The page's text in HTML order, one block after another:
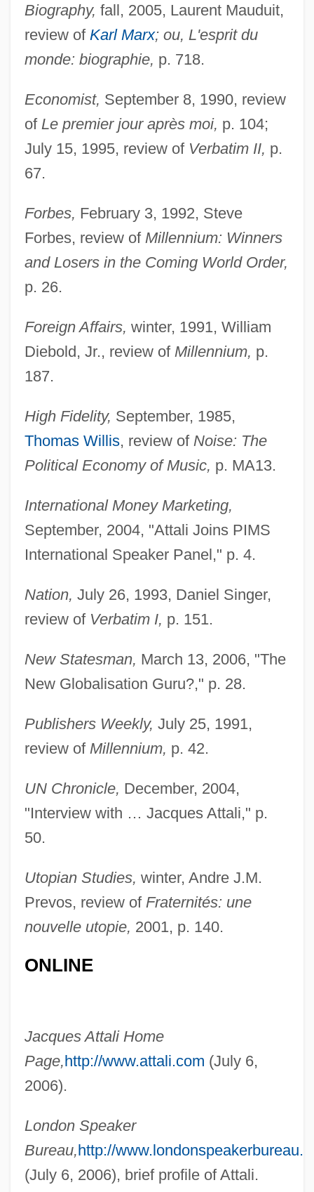
Biography, fall, 2005, Laurent Mauduit,
review of Karl Marx; ou, L'esprit du
monde: biographie, p. 718.
Economist, September 8, 1990, review
of Le premier jour après moi, p. 104;
July 15, 1995, review of Verbatim II, p.
67.
Forbes, February 3, 1992, Steve
Forbes, review of Millennium: Winners
and Losers in the Coming World Order,
p. 26.
Foreign Affairs, winter, 1991, William
Diebold, Jr., review of Millennium, p.
187.
High Fidelity, September, 1985,
Thomas Willis, review of Noise: The
Political Economy of Music, p. MA13.
International Money Marketing,
September, 2004, "Attali Joins PIMS
International Speaker Panel," p. 4.
Nation, July 26, 1993, Daniel Singer,
review of Verbatim I, p. 151.
New Statesman, March 13, 2006, "The
New Globalisation Guru?," p. 28.
Publishers Weekly, July 25, 1991,
review of Millennium, p. 42.
UN Chronicle, December, 2004,
"Interview with … Jacques Attali," p.
50.
Utopian Studies, winter, Andre J.M.
Prevos, review of Fraternités: une
nouvelle utopie, 2001, p. 140.
ONLINE
Jacques Attali Home
Page, http://www.attali.com (July 6,
2006).
London Speaker
Bureau, http://
(July 6, 2006), brief profile of Attali.
Attali, Jacques
Attali, Bernard
Attainment Area
Attainment
Attainder Of Treason
Attaignant, Pierre
Attah Horeta Lada'at
Attah E?ad
Attacks On Foreigners And Immigrants In
Post-Reunification Germany
Attacks Beset Afghan Girls' Schools
Attacker